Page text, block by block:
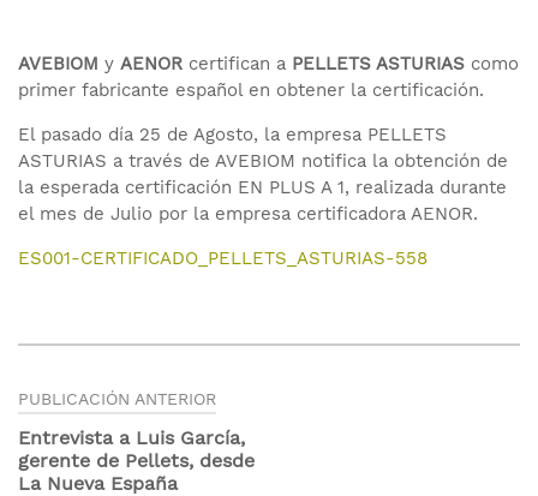
AVEBIOM y AENOR certifican a PELLETS ASTURIAS como
primer fabricante español en obtener la certificación.
El pasado día 25 de Agosto, la empresa PELLETS
ASTURIAS a través de AVEBIOM notifica la obtención de
la esperada certificación EN PLUS A 1, realizada durante
el mes de Julio por la empresa certificadora AENOR.
ES001-CERTIFICADO_PELLETS_ASTURIAS-558
Navegación
de
entradas
PUBLICACIÓN ANTERIOR
Entrevista a Luis García,
gerente de Pellets, desde
La Nueva España